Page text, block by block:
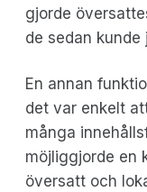
gjorde
de sedan
En annan
det var enkelt
många
möjliggjorde en
översatt och